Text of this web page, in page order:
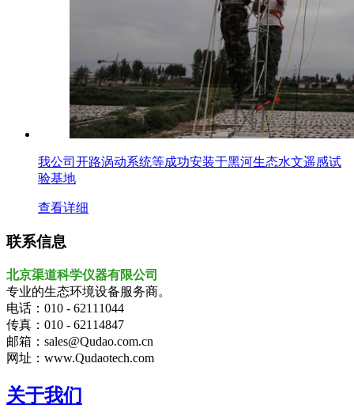
我公司开路涡动系统等成功安装于黑河生态水文遥感试
验基地
查看详细
联系信息
北京渠道科学仪器有限公司
专业的生态环境设备服务商。
电话：010 - 62111044
传真：010 - 62114847
邮箱：sales@Qudao.com.cn
网址：www.Qudaotech.com
关于我们